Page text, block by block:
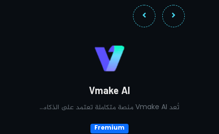
Vmake AI
تُعد Vmake AI منصة متكاملة تعتمد على الذكاء...
Fremium